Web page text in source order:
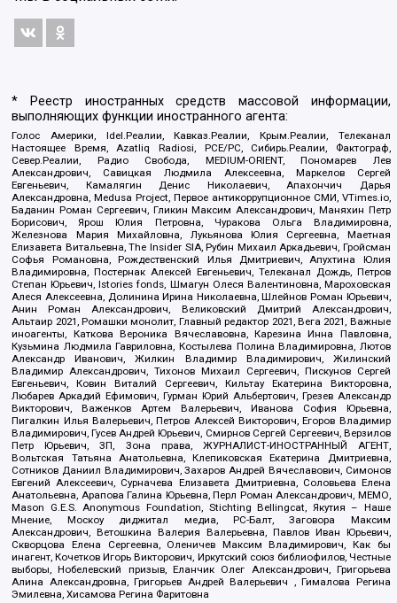
* Реестр иностранных средств массовой информации,
выполняющих функции иностранного агента:
Голос Америки, Idel.Реалии, Кавказ.Реалии, Крым.Реалии, Телеканал
Настоящее Время, Azatliq Radiosi, PCE/PC, Сибирь.Реалии, Фактограф,
Север.Реалии, Радио Свобода, MEDIUM-ORIENT, Пономарев Лев
Александрович, Савицкая Людмила Алексеевна, Маркелов Сергей
Евгеньевич, Камалягин Денис Николаевич, Апахончич Дарья
Александровна, Medusa Project, Первое антикоррупционное СМИ, VTimes.io,
Баданин Роман Сергеевич, Гликин Максим Александрович, Маняхин Петр
Борисович, Ярош Юлия Петровна, Чуракова Ольга Владимировна,
Железнова Мария Михайловна, Лукьянова Юлия Сергеевна, Маетная
Елизавета Витальевна, The Insider SIA, Рубин Михаил Аркадьевич, Гройсман
Софья Романовна, Рождественский Илья Дмитриевич, Апухтина Юлия
Владимировна, Постернак Алексей Евгеньевич, Телеканал Дождь, Петров
Степан Юрьевич, Istories fonds, Шмагун Олеся Валентиновна, Мароховская
Алеся Алексеевна, Долинина Ирина Николаевна, Шлейнов Роман Юрьевич,
Анин Роман Александрович, Великовский Дмитрий Александрович,
Альтаир 2021, Ромашки монолит, Главный редактор 2021, Вега 2021, Важные
иноагенты, Каткова Вероника Вячеславовна, Карезина Инна Павловна,
Кузьмина Людмила Гавриловна, Костылева Полина Владимировна, Лютов
Александр Иванович, Жилкин Владимир Владимирович, Жилинский
Владимир Александрович, Тихонов Михаил Сергеевич, Пискунов Сергей
Евгеньевич, Ковин Виталий Сергеевич, Кильтау Екатерина Викторовна,
Любарев Аркадий Ефимович, Гурман Юрий Альбертович, Грезев Александр
Викторович, Важенков Артем Валерьевич, Иванова София Юрьевна,
Пигалкин Илья Валерьевич, Петров Алексей Викторович, Егоров Владимир
Владимирович, Гусев Андрей Юрьевич, Смирнов Сергей Сергеевич, Верзилов
Петр Юрьевич, ЗП, Зона права, ЖУРНАЛИСТ-ИНОСТРАННЫЙ АГЕНТ,
Вольтская Татьяна Анатольевна, Клепиковская Екатерина Дмитриевна,
Сотников Даниил Владимирович, Захаров Андрей Вячеславович, Симонов
Евгений Алексеевич, Сурначева Елизавета Дмитриевна, Соловьева Елена
Анатольевна, Арапова Галина Юрьевна, Перл Роман Александрович, МЕМО,
Mason G.E.S. Anonymous Foundation, Stichting Bellingcat, Якутия – Наше
Мнение, Москоу диджитал медиа, РС-Балт, Заговора Максим
Александрович, Ветошкина Валерия Валерьевна, Павлов Иван Юрьевич,
Скворцова Елена Сергеевна, Оленичев Максим Владимирович, Как бы
инагент, Кочетков Игорь Викторович, Иркутский союз библиофилов, Честные
выборы, Нобелевский призыв, Еланчик Олег Александрович, Григорьева
Алина Александровна, Григорьев Андрей Валерьевич , Гималова Регина
Эмилевна, Хисамова Регина Фаритовна